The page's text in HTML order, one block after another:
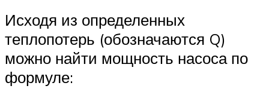
Исходя из определенных
теплопотерь (обозначаются Q)
можно найти мощность насоса по
формуле: